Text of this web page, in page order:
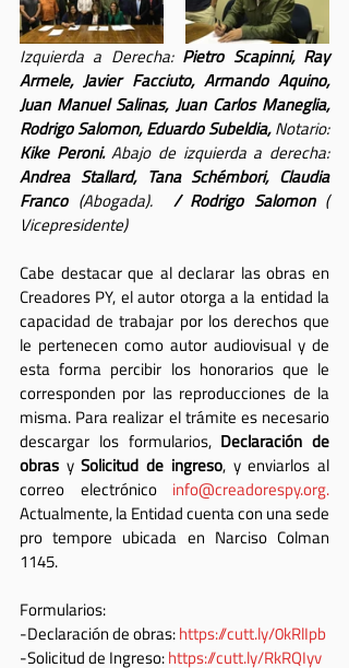
Izquierda a Derecha: Pietro Scapinni, Ray
Armele, Javier Facciuto, Armando Aquino,
Juan Manuel Salinas, Juan Carlos Maneglia,
Rodrigo Salomon, Eduardo Subeldia,
Notario:
Kike Peroni.
Abajo de izquierda a derecha:
Andrea Stallard, Tana Schémbori, Claudia
Franco (Abogada). / Rodrigo Salomon (
Vicepresidente)
Cabe destacar que al declarar las obras en
Creadores PY, el autor otorga a la entidad la
capacidad de trabajar por los derechos que
le pertenecen como autor audiovisual y de
esta forma percibir los honorarios que le
corresponden por las reproducciones de la
misma. Para realizar el trámite es necesario
descargar los formularios, Declaración de
obras y Solicitud de ingreso, y enviarlos al
correo electrónico info@creadorespy.org.
Actualmente, la Entidad cuenta con una sede
pro tempore ubicada en Narciso Colman
1145.
Formularios:
-Declaración de obras: https://cutt.ly/0kRlIpb
-Solicitud de Ingreso: ​https://cutt.ly/RkRQIyv